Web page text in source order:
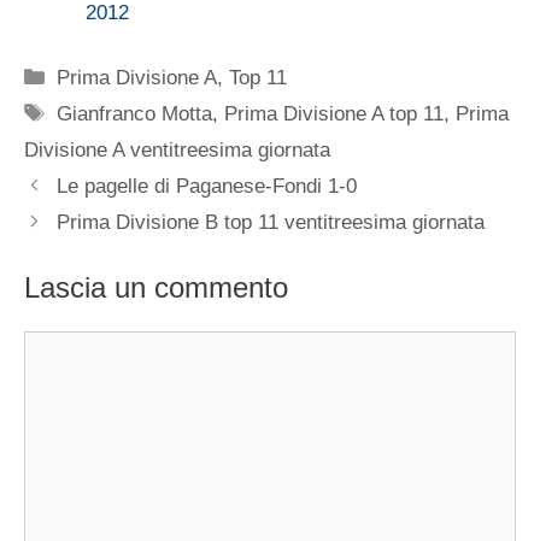
2012
Categorie
Prima Divisione A,Top 11
Tag
Gianfranco Motta, Prima Divisione A top 11, Prima
Divisione A ventitreesima giornata
Le pagelle di Paganese-Fondi 1-0
Prima Divisione B top 11 ventitreesima giornata
Lascia un commento